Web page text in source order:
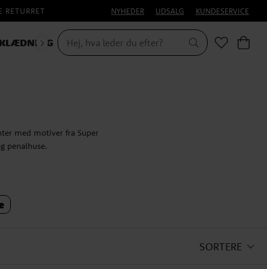
RETURRET NYHEDER UDSALG KUNDESERVICE
med motiver fra Super
penalhuse.
SORTERE